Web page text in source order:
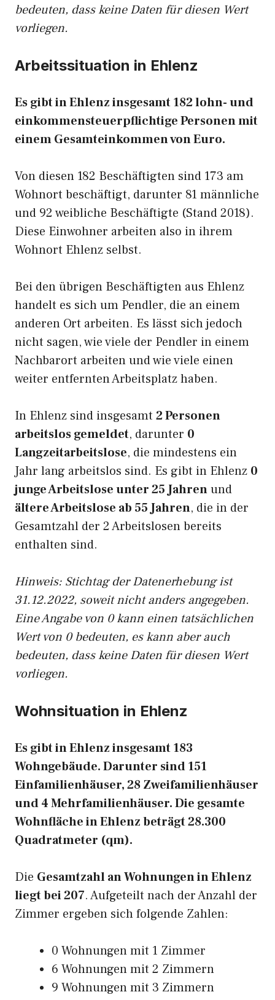
bedeuten, dass keine Daten für diesen Wert
vorliegen.
Arbeitssituation in Ehlenz
Es gibt in Ehlenz insgesamt 182 lohn- und
einkommensteuerpflichtige Personen mit
einem Gesamteinkommen von Euro.
Von diesen 182 Beschäftigten sind 173 am
Wohnort beschäftigt, darunter 81 männliche
und 92 weibliche Beschäftigte (Stand 2018).
Diese Einwohner arbeiten also in ihrem
Wohnort Ehlenz selbst.
Bei den übrigen Beschäftigten aus Ehlenz
handelt es sich um Pendler, die an einem
anderen Ort arbeiten. Es lässt sich jedoch
nicht sagen, wie viele der Pendler in einem
Nachbarort arbeiten und wie viele einen
weiter entfernten Arbeitsplatz haben.
In Ehlenz sind insgesamt 2 Personen
arbeitslos gemeldet, darunter 0
Langzeitarbeitslose, die mindestens ein
Jahr lang arbeitslos sind. Es gibt in Ehlenz 0
junge Arbeitslose unter 25 Jahrenund
ältere Arbeitslose ab 55 Jahren, die in der
Gesamtzahl der 2 Arbeitslosen bereits
enthalten sind.
Hinweis: Stichtag der Datenerhebung ist
31.12.2022, soweit nicht anders angegeben.
Eine Angabe von 0 kann einen tatsächlichen
Wert von 0 bedeuten, es kann aber auch
bedeuten, dass keine Daten für diesen Wert
vorliegen.
Wohnsituation in Ehlenz
Es gibt in Ehlenz insgesamt 183
Wohngebäude. Darunter sind 151
Einfamilienhäuser, 28 Zweifamilienhäuser
und 4 Mehrfamilienhäuser. Die gesamte
Wohnfläche in Ehlenz beträgt 28.300
Quadratmeter (qm).
Die Gesamtzahl an Wohnungen in Ehlenz
liegt bei 207. Aufgeteilt nach der Anzahl der
Zimmer ergeben sich folgende Zahlen:
0 Wohnungen mit 1 Zimmer
6 Wohnungen mit 2 Zimmern
9 Wohnungen mit 3 Zimmern